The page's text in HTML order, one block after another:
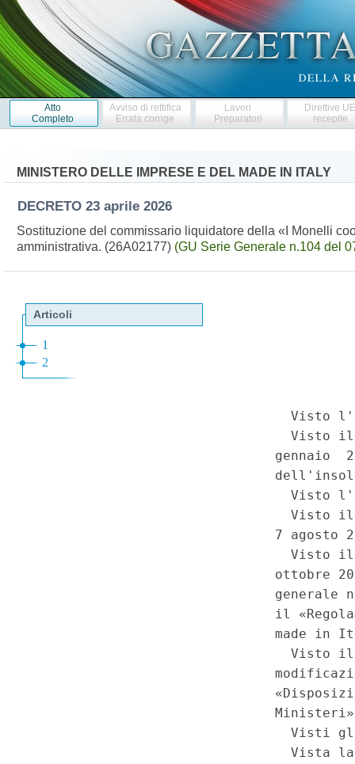
Atto
Completo
Avviso di rettifica
Errata corrige
Lavori
Preparatori
Direttive
recepite
MINISTERO DELLE IMPRESE E DEL MADE IN ITALY
DECRETO 23 aprile 2026
Sostituzione del commissario liquidatore della «I Monelli
amministrativa. (26A02177) (GU Serie Generale n.104 del